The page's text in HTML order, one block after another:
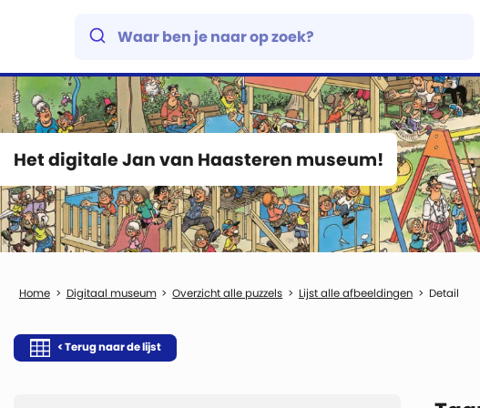
Het digitale Jan van Haasteren museum!
Digitaal museum Overzicht alle puzzels Lijst alle afbeeldingen Detail
< Terug naar de lijst